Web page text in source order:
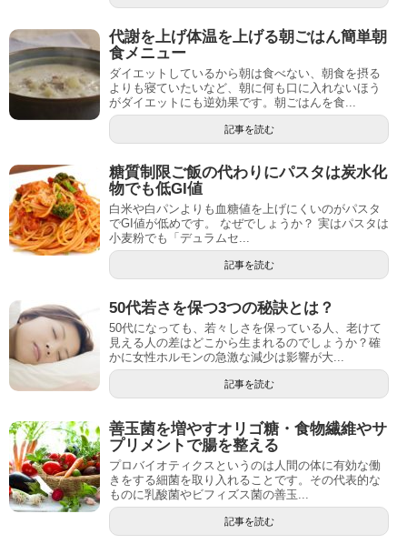
代謝を上げ体温を上げる朝ごはん簡単朝
食メニュー
ダイエットしているから朝は食べない、朝食を摂る
よりも寝ていたいなど、朝に何も口に入れないほう
がダイエットにも逆効果です。朝ごはんを食...
記事を読む
糖質制限ご飯の代わりにパスタは炭水化
物でも低GI値
白米や白パンよりも血糖値を上げにくいのがパスタ
でGI値が低めです。 なぜでしょうか？ 実はパスタは
小麦粉でも「デュラムセ...
記事を読む
50代若さを保つ3つの秘訣とは？
50代になっても、若々しさを保っている人、老けて
見える人の差はどこから生まれるのでしょうか？確
かに女性ホルモンの急激な減少は影響が大...
記事を読む
善玉菌を増やすオリゴ糖・食物繊維やサ
プリメントで腸を整える
プロバイオティクスというのは人間の体に有効な働
きをする細菌を取り入れることです。その代表的な
ものに乳酸菌やビフィズス菌の善玉...
記事を読む